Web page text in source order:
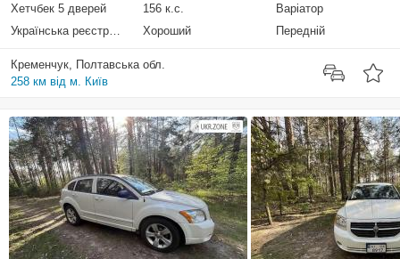
Хетчбек 5 дверей
156 к.с.
Варіатор
Українська реєстрація
Хороший Передній
Кременчук, Полтавська обл.
258 км від м. Київ